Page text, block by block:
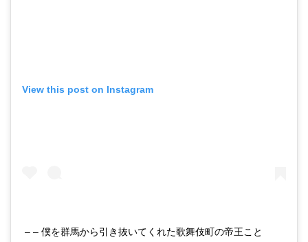
View this post on Instagram
– – 僕を群馬から引き抜いてくれた歌舞伎町の帝王こと